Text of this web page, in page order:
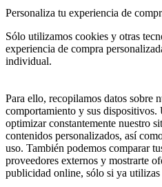
Personaliza tu experiencia de
Sólo utilizamos cookies y otras
experiencia de compra
individual.
Para ello, recopilamos datos sobre
comportamiento y sus dispositivos.
optimizar constantemente nuestro
contenidos personalizados, así
uso. También podemos comparar
proveedores externos y mostrarte
publicidad online, sólo si ya utilizas